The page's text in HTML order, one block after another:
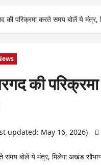
की परिक्रमा करते समय बोलें ये मंत्र,
की
updated: May 16, 2026)